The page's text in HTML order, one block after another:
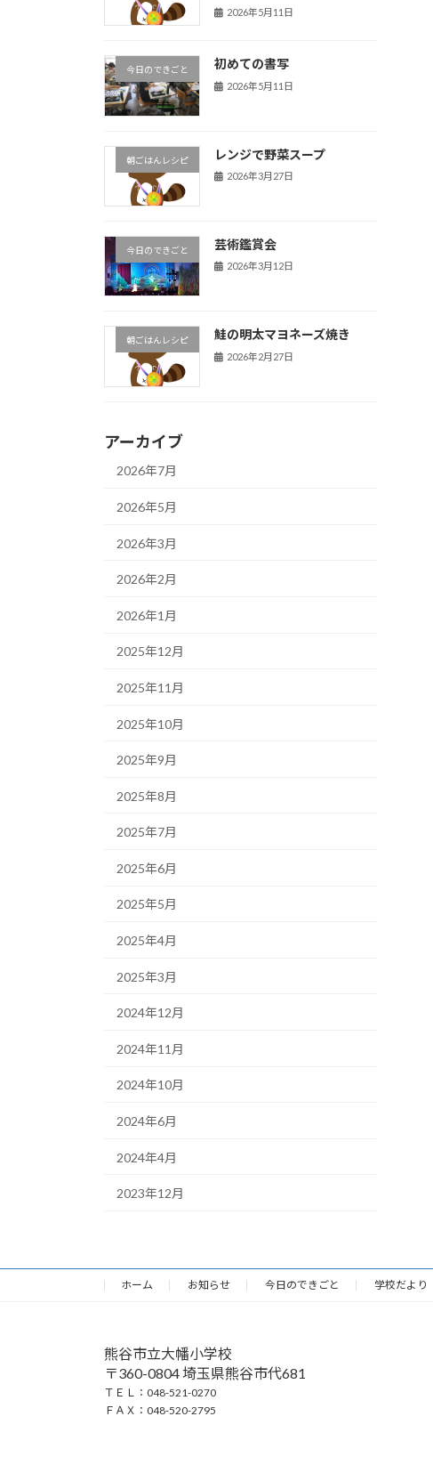
2026年5月11日
今日のできごと 初めての書写
2026年5月11日
朝ごはんレシピ レンジで野菜スープ
2026年3月27日
今日のできごと 芸術鑑賞会
2026年3月12日
朝ごはんレシピ 鮭の明太マヨネーズ焼き
2026年2月27日
アーカイブ
2026年7月
2026年5月
2026年3月
2026年2月
2026年1月
2025年12月
2025年11月
2025年10月
2025年9月
2025年8月
2025年7月
2025年6月
2025年5月
2025年4月
2025年3月
2024年12月
2024年11月
2024年10月
2024年6月
2024年4月
2023年12月
ホーム お知らせ 今日のできごと 学校だより
熊谷市立大幡小学校
〒360-0804 埼玉県熊谷市代681
ＴＥＬ：048-521-0270
ＦＡＸ：048-520-2795